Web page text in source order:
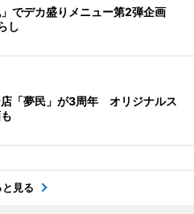
でデカ盛りメニュー第2弾企画
し
「夢民」が3周年 オリジナルス
と見る